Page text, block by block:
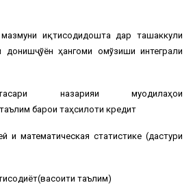
иқтисодидошта дар ташаккули
донишҷўён ҳангоми омўзиши интеграли
назарияи муодилаҳои
барои таҳсилоти кредитӣ
и математическая статистике (дастури
таълимӣ)